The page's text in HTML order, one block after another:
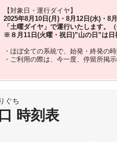
【対象日・運行ダイヤ】
2025年8月10日(月)・8月12日(水)・8
「土曜ダイヤ」 で運行いたします。（
※８月11日(火曜・祝日)”山の日 ”は
・ほぼ全ての系統で、始発・終発の
・ご利用の際は、今一度、 停留所掲
ぐち
時刻表